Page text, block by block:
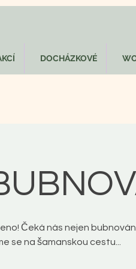
DOCHÁZKOVÉ
Čeká nás nejen
se na šamanskou cestu...